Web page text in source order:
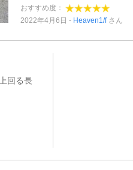
おすすめ度：
2022年4月6日
Heaven1/fさん
回る長